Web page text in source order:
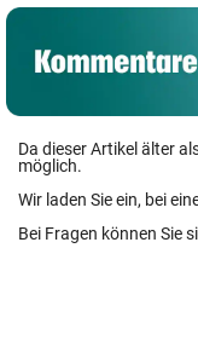
Da dieser Artikel älter
möglich.
Wir laden Sie ein, bei
Bei Fragen können Sie